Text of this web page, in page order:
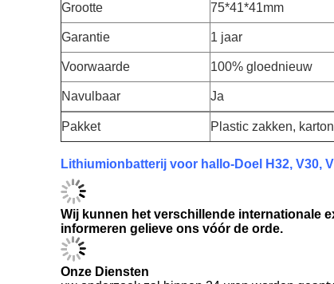
Grootte 75*41*41mm
Garantie 1 jaar
Voorwaarde 100% gloednieuw
Navulbaar Ja
Pakket Plastic zakken,
Lithiumionbatterij voor hallo-Doel H32, V30,
Wij kunnen het verschillende internationale
informeren gelieve ons vóór de orde.